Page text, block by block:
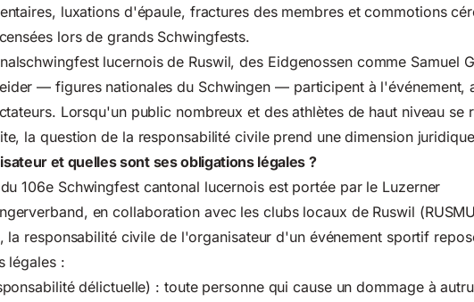
luxations d'épaule, fractures des membres et commotions
lors de grands Schwingfests.
lucernois de Ruswil, des Eidgenossen comme Samuel
— figures nationales du Schwingen — participent à l'événement,
Lorsqu'un public nombreux et des athlètes de haut niveau se
la question de la responsabilité civile prend une dimension
et quelles sont ses obligations légales ?
106e Schwingfest cantonal lucernois est portée par le Luzerner
en collaboration avec les clubs locaux de Ruswil
la responsabilité civile de l'organisateur d'un événement sportif
légales :
délictuelle) : toute personne qui cause un dommage à